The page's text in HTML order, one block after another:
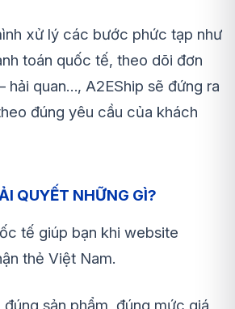
xử lý các bước phức tạp như
toán quốc tế, theo dõi đơn
hải quan…, A2EShip sẽ đứng ra
đúng yêu cầu của khách
QUYẾT NHỮNG GÌ?
tế giúp bạn khi website
thẻ Việt Nam.
đúng sản phẩm, đúng mức giá